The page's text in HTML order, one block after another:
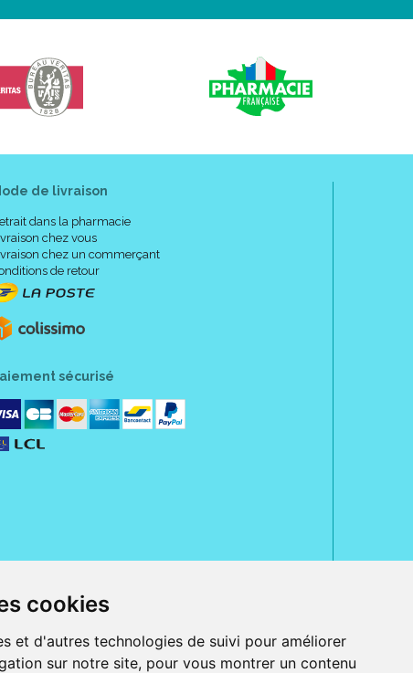
cookies
et d'autres technologies de suivi pour améliorer
sur notre site, pour vous montrer un contenu
de livraison
dans la pharmacie
chez vous
chez un commerçant
de retour
sécurisé
Jeanne d' Harcourt, 80300 Albert.
ordonnance.